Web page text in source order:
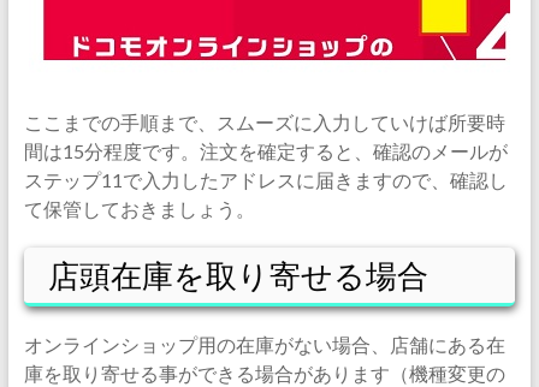
ここまでの手順まで、スムーズに入力していけば所要時
間は15分程度です。注文を確定すると、確認のメールが
ステップ11で入力したアドレスに届きますので、確認し
て保管しておきましょう。
店頭在庫を取り寄せる場合
オンラインショップ用の在庫がない場合、店舗にある在
庫を取り寄せる事ができる場合があります（機種変更の